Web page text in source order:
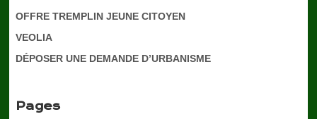
OFFRE TREMPLIN JEUNE CITOYEN
VEOLIA
DÉPOSER UNE DEMANDE D’URBANISME
Pages